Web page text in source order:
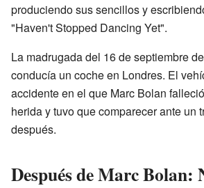
produciendo sus sencillos y
"Haven't Stopped Dancing Yet".
La madrugada del 16 de septiembre
conducía un coche en Londres. El
accidente en el que Marc Bolan
herida y tuvo que comparecer ante un
después.
Después de Marc Bolan: